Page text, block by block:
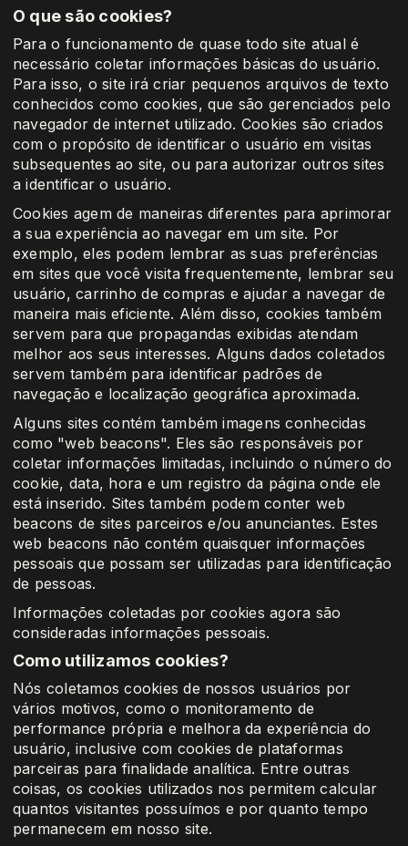
O que são cookies?
Para o funcionamento de quase todo site atual é
necessário coletar informações básicas do usuário.
Para isso, o site irá criar pequenos arquivos de texto
conhecidos como cookies, que são gerenciados pelo
navegador de internet utilizado. Cookies são criados
com o propósito de identificar o usuário em visitas
subsequentes ao site, ou para autorizar outros sites
a identificar o usuário.
Cookies agem de maneiras diferentes para aprimorar
a sua experiência ao navegar em um site. Por
exemplo, eles podem lembrar as suas preferências
em sites que você visita frequentemente, lembrar seu
usuário, carrinho de compras e ajudar a navegar de
maneira mais eficiente. Além disso, cookies também
servem para que propagandas exibidas atendam
melhor aos seus interesses. Alguns dados coletados
servem também para identificar padrões de
navegação e localização geográfica aproximada.
Alguns sites contém também imagens conhecidas
como "web beacons". Eles são responsáveis por
coletar informações limitadas, incluindo o número do
cookie, data, hora e um registro da página onde ele
está inserido. Sites também podem conter web
beacons de sites parceiros e/ou anunciantes. Estes
web beacons não contém quaisquer informações
pessoais que possam ser utilizadas para identificação
de pessoas.
Informações coletadas por cookies agora são
consideradas informações pessoais.
Como utilizamos cookies?
Nós coletamos cookies de nossos usuários por
vários motivos, como o monitoramento de
performance própria e melhora da experiência do
usuário, inclusive com cookies de plataformas
parceiras para finalidade analítica. Entre outras
coisas, os cookies utilizados nos permitem calcular
quantos visitantes possuímos e por quanto tempo
permanecem em nosso site.